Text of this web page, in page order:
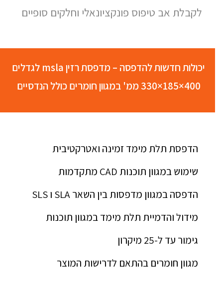
לקבלת אב טיפוס פונקציונאלי וחלקים סופיים
יכולות חדשות להדפסה – מדפסת רזין msla לגדלים
400×185×330 ממ' במגוון חומרים כולל הנדסיים
הדפסת תלת מימד זמינה ואטרקטיבית
שימוש במגוון תוכנות CAD מתקדמות
הדפסה במגוון מדפסות בין השאר SLA ו SLS
מידול והדמיית תלת מימד במגוון תוכנות
גימור עד ל-25 מיקרון
מגוון חומרים בהתאם לדרישות המוצר